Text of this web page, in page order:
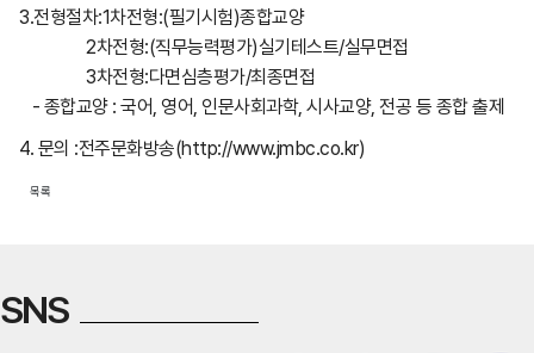
3.전형절차:1차전형:(필기시험)종합교양
2차전형:(직무능력평가)실기테스트/실무면접
3차전형:다면심층평가/최종면접
- 종합교양 : 국어, 영어, 인문사회과학, 시사교양, 전공 등 종합 출제
4. 문의 :전주문화방송(http://www.jmbc.co.kr)
목록
SNS